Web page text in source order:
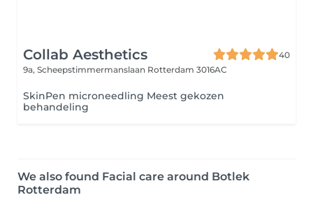
Collab Aesthetics
40
9a, Scheepstimmermanslaan Rotterdam 3016AC
SkinPen microneedling Meest gekozen
behandeling
We also found Facial care around Botlek
Rotterdam